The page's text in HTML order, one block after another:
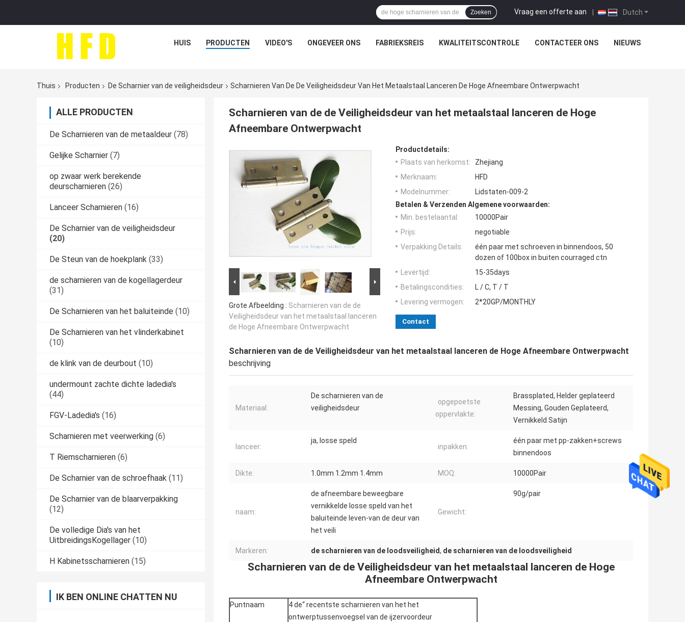
Dutch
Vraag een offerte aan |
Zoeken
HUIS PRODUCTEN VIDEO'S ONGEVEER ONS FABRIEKSREIS KWALITEITSCONTROLE CONTACTEER ONS NIEUWS
Thuis Producten De Scharnier van de veiligheidsdeur Scharnieren Van De De Veiligheidsdeur Van Het Metaalstaal Lanceren De Hoge Afneembare Ontwerpwacht
ALLE PRODUCTEN
De Scharnieren van de metaaldeur (78)
Gelijke Scharnier (7)
op zwaar werk berekende
deurscharnieren (26)
Lanceer Scharnieren (16)
De Scharnier van de veiligheidsdeur
(20)
De Steun van de hoekplank (33)
de scharnieren van de kogellagerdeur
(31)
De Scharnieren van het baluiteinde (10)
De Scharnieren van het vlinderkabinet
(10)
de klink van de deurbout (10)
undermount zachte dichte ladedia's
(44)
FGV-Ladedia's (16)
Scharnieren met veerwerking (6)
T Riemscharnieren (6)
De Scharnier van de schroefhaak (11)
De Scharnier van de blaarverpakking
(12)
De volledige Dia's van het
UitbreidingsKogellager (10)
H Kabinetsscharnieren (15)
IK BEN ONLINE CHATTEN NU
Scharnieren van de de Veiligheidsdeur van het metaalstaal lanceren de Hoge
Afneembare Ontwerpwacht
Grote Afbeelding : Scharnieren van de de
Veiligheidsdeur van het metaalstaal lanceren
de Hoge Afneembare Ontwerpwacht
Productdetails:
Plaats van herkomst:
Zhejiang
Merknaam:
HFD
Modelnummer:
Lidstaten-009-2
Betalen & Verzenden Algemene voorwaarden:
Min. bestelaantal:
10000Pair
Prijs:
negotiable
Verpakking Details:
één paar met schroeven in binnendoos, 50
dozen of 100box in buiten courraged ctn
Levertijd:
15-35days
Betalingscondities:
L / C, T / T
Levering vermogen:
2*20GP/MONTHLY
Contact
Scharnieren van de de Veiligheidsdeur van het metaalstaal lanceren de Hoge Afneembare Ontwerpwacht
beschrijving
Materiaal:
De scharnieren van de
veiligheidsdeur
opgepoetste
oppervlakte:
Brassplated, Helder geplateerd
Messing, Gouden Geplateerd,
Vernikkeld Satijn
lanceer:
ja, losse speld
inpakken:
één paar met pp-zakken+screws
binnendoos
Dikte: 1.0mm 1.2mm 1.4mm MOQ: 10000Pair
naam:
de afneembare beweegbare
vernikkelde losse speld van het
baluiteinde leven-van de deur van
het veili
Gewicht:
90g/pair
Markeren: de scharnieren van de loodsveiligheid, de scharnieren van de loodsveiligheid
Scharnieren van de de Veiligheidsdeur van het metaalstaal lanceren de Hoge
Afneembare Ontwerpwacht
Puntnaam
4 de“ recentste scharnieren van het het
ontwerptussenvoegsel van de ijzervoordeur